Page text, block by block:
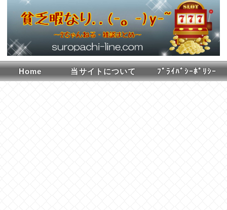
Home 当サイトについて ﾌﾟﾗｲﾊﾞｼｰﾎﾟﾘｼｰ